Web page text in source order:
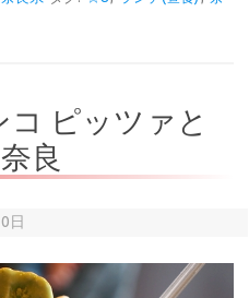
ピッツァと
良
日